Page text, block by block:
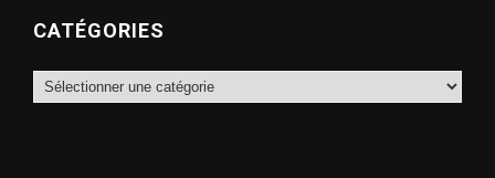
CATÉGORIES
Catégories